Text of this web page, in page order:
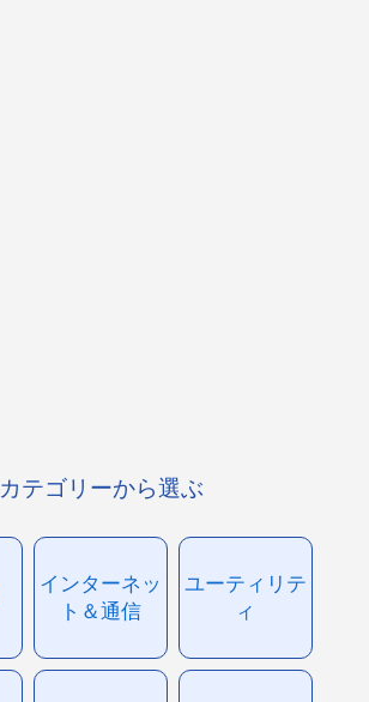
カテゴリーから選ぶ
インターネッ
ト＆通信
ユーティリテ
ィ